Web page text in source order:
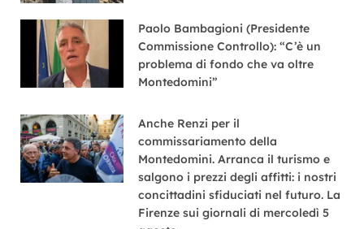
Paolo Bambagioni (Presidente
Commissione Controllo): “C’è un
problema di fondo che va oltre
Montedomini”
Anche Renzi per il
commissariamento della
Montedomini. Arranca il turismo e
salgono i prezzi degli affitti: i nostri
concittadini sfiduciati nel futuro. La
Firenze sui giornali di mercoledì 5